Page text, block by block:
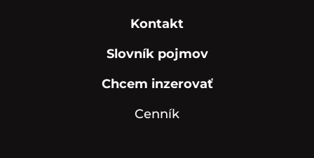
Kontakt
Slovník pojmov
Chcem inzerovať
Cenník